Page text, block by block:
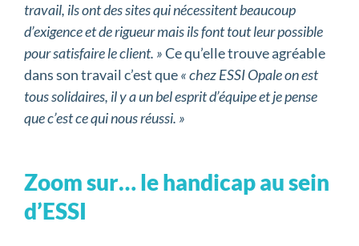
travail, ils ont des sites qui nécessitent beaucoup
d’exigence et de rigueur mais ils font tout leur possible
pour satisfaire le client. »Ce qu’elle trouve agréable
dans son travail c’est que« chez ESSI Opale on est
tous solidaires, il y a un bel esprit d’équipe et je pense
que c’est ce qui nous réussi. »
Zoom sur… le handicap au sein
d’ESSI